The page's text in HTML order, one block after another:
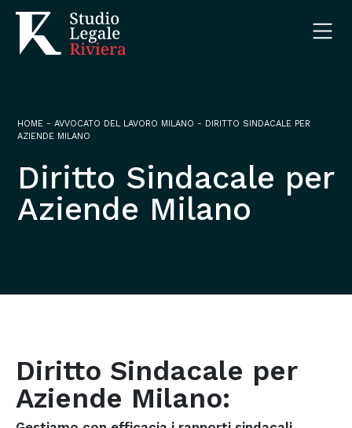
HOME -AVVOCATO DEL LAVORO MILANO - DIRITTO SINDACALE PER
AZIENDE MILANO
Diritto Sindacale per
Aziende Milano
Diritto Sindacale per
Aziende Milano: